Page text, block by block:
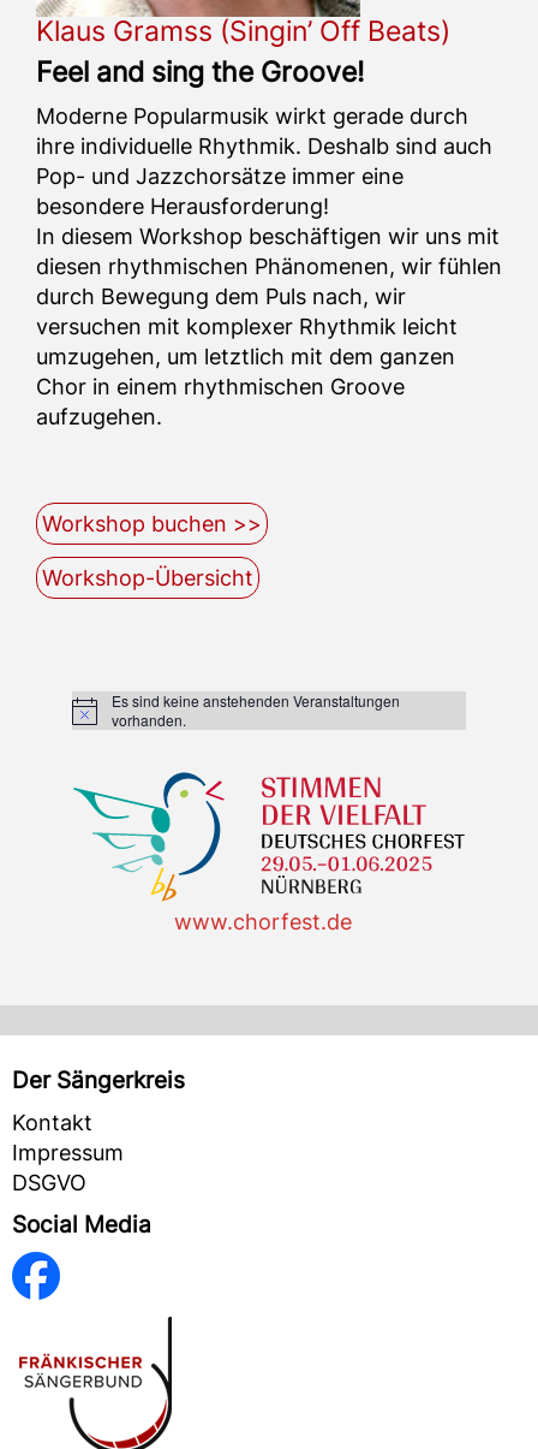
Klaus Gramss (Singin’ Off Beats)
Feel and sing the Groove!
Moderne Popularmusik wirkt gerade durch
ihre individuelle Rhythmik. Deshalb sind auch
Pop- und Jazzchorsätze immer eine
besondere Herausforderung!
In diesem Workshop beschäftigen wir uns mit
diesen rhythmischen Phänomenen, wir fühlen
durch Bewegung dem Puls nach, wir
versuchen mit komplexer Rhythmik leicht
umzugehen, um letztlich mit dem ganzen
Chor in einem rhythmischen Groove
aufzugehen.
Workshop buchen >>
Workshop-Übersicht
Hinweis
Es sind keine anstehenden Veranstaltungen
vorhanden.
www.chorfest.de
Der Sängerkreis
Kontakt
Impressum
DSGVO
Social Media